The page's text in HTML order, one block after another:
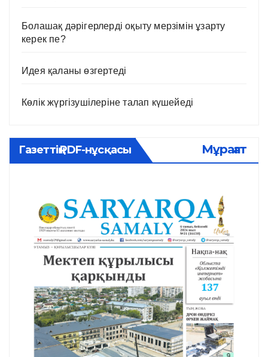
Болашақ дәрігерлерді оқыту мерзімін ұзарту
керек пе?
Идея қаланы өзгертеді
Көлік жүргізушілеріне талап күшейеді
Газеттің PDF-нұсқасы Мұрағат